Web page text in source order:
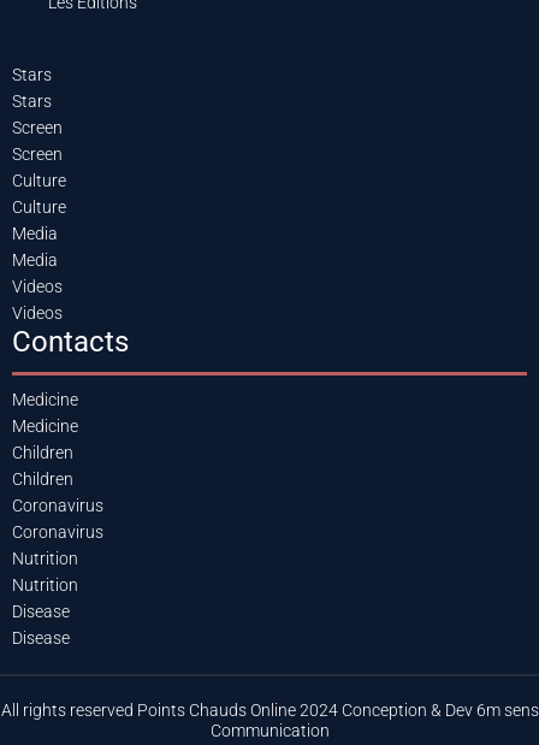
Stars
Stars
Screen
Screen
Culture
Culture
Media
Media
Videos
Videos
Contacts
Medicine
Medicine
Children
Children
Coronavirus
Coronavirus
Nutrition
Nutrition
Disease
Disease
All rights reserved Points Chauds Online 2024 Conception & Dev 6m sens
Communication